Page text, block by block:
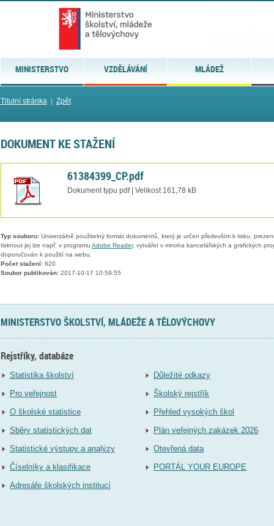
MINISTERSTVO VZDĚLÁVÁNÍ MLÁDEŽ
Titulní stránka| Zpět
DOKUMENT KE STAŽENÍ
61384399_CP.pdf
Dokument typu pdf | Velikost 161,78 kB
Typ souboru:Univerzálně použitelný formát dokumentů, který je určen především k tisku,
tisknout jej lze např. v programu Adobe Reader, vytvářet v mnoha kancelářských a grafických
doporučován k použití na webu.
Počet stažení:620
Soubor publikován:2017-10-17 10:59:55
MINISTERSTVO ŠKOLSTVÍ, MLÁDEŽE A TĚLOVÝCHOVY
Rejstříky, databáze
Statistika školství
Pro veřejnost
O školské statistice
Sběry statistických dat
Statistické výstupy a analýzy
Číselníky a klasifikace
Adresáře školských institucí
Důležité odkazy
Školský rejstřík
Přehled vysokých škol
Plán veřejných zakázek 2026
Otevřená data
PORTÁL YOUR EUROPE